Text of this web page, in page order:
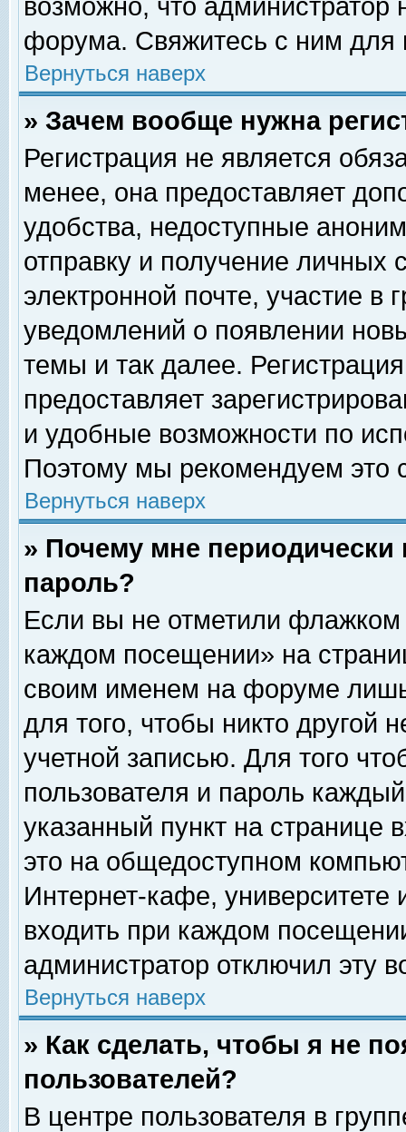
возможно, что
форума. Свяжитесь с ним для
Вернуться наверх
» Зачем вообще нужна
Регистрация не является
менее, она предоставляет
удобства, недоступные
отправку и получение личных
электронной почте, участие в
уведомлений о появлении
темы и так далее.
предоставляет
и удобные возможности по
Поэтому мы рекомендуем это
Вернуться наверх
» Почему мне
пароль?
Если вы не отметили флажком
каждом посещении» на
своим именем на форуме
для того, чтобы никто другой
учетной записью. Для того
пользователя и пароль
указанный пункт на
это на общедоступном
Интернет-кафе, университете
входить при каждом
администратор отключил эту
Вернуться наверх
» Как сделать, чтобы я не
пользователей?
В центре пользователя в